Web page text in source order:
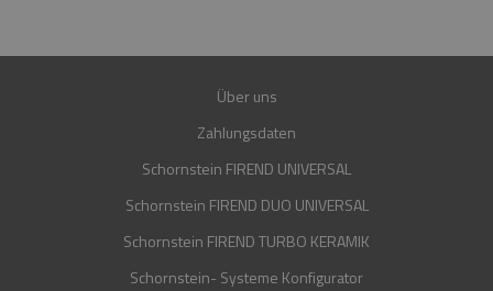
Über uns
Zahlungsdaten
Schornstein FIREND UNIVERSAL
Schornstein FIREND DUO UNIVERSAL
Schornstein FIREND TURBO KERAMIK
Schornstein- Systeme Konfigurator